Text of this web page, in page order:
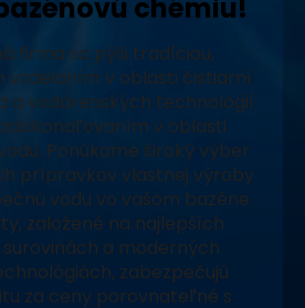
chémiu!
firma sa pýši tradíciou,
vzdelaním v oblasti čistiarní
a vodárenských technológií
v oblasti
Ponúkame široký výber
prípravkov vlastnej výroby
vodu vo vašom bazéne.
založené na najlepších
a moderných
zabezpečujú
za ceny porovnateľné s